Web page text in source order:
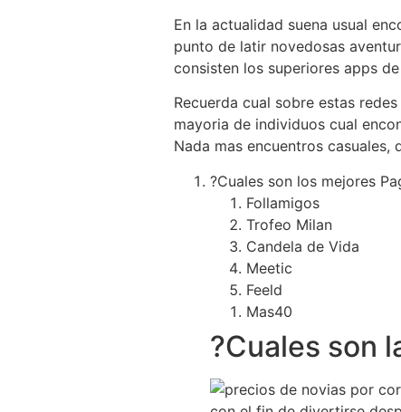
En la actualidad suena usual
punto de latir novedosas
consisten los superiores apps
Recuerda cual sobre estas
mayoria de individuos cual
Nada mas encuentros
?Cuales son los mejores
Follamigos
Trofeo Milan
Candela de Vida
Meetic
Feeld
Mas40
?Cuales son